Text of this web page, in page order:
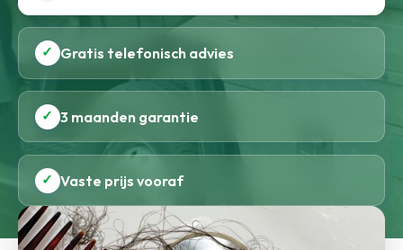
✓ Gratis telefonisch advies
✓ 3 maanden garantie
✓ Vaste prijs vooraf